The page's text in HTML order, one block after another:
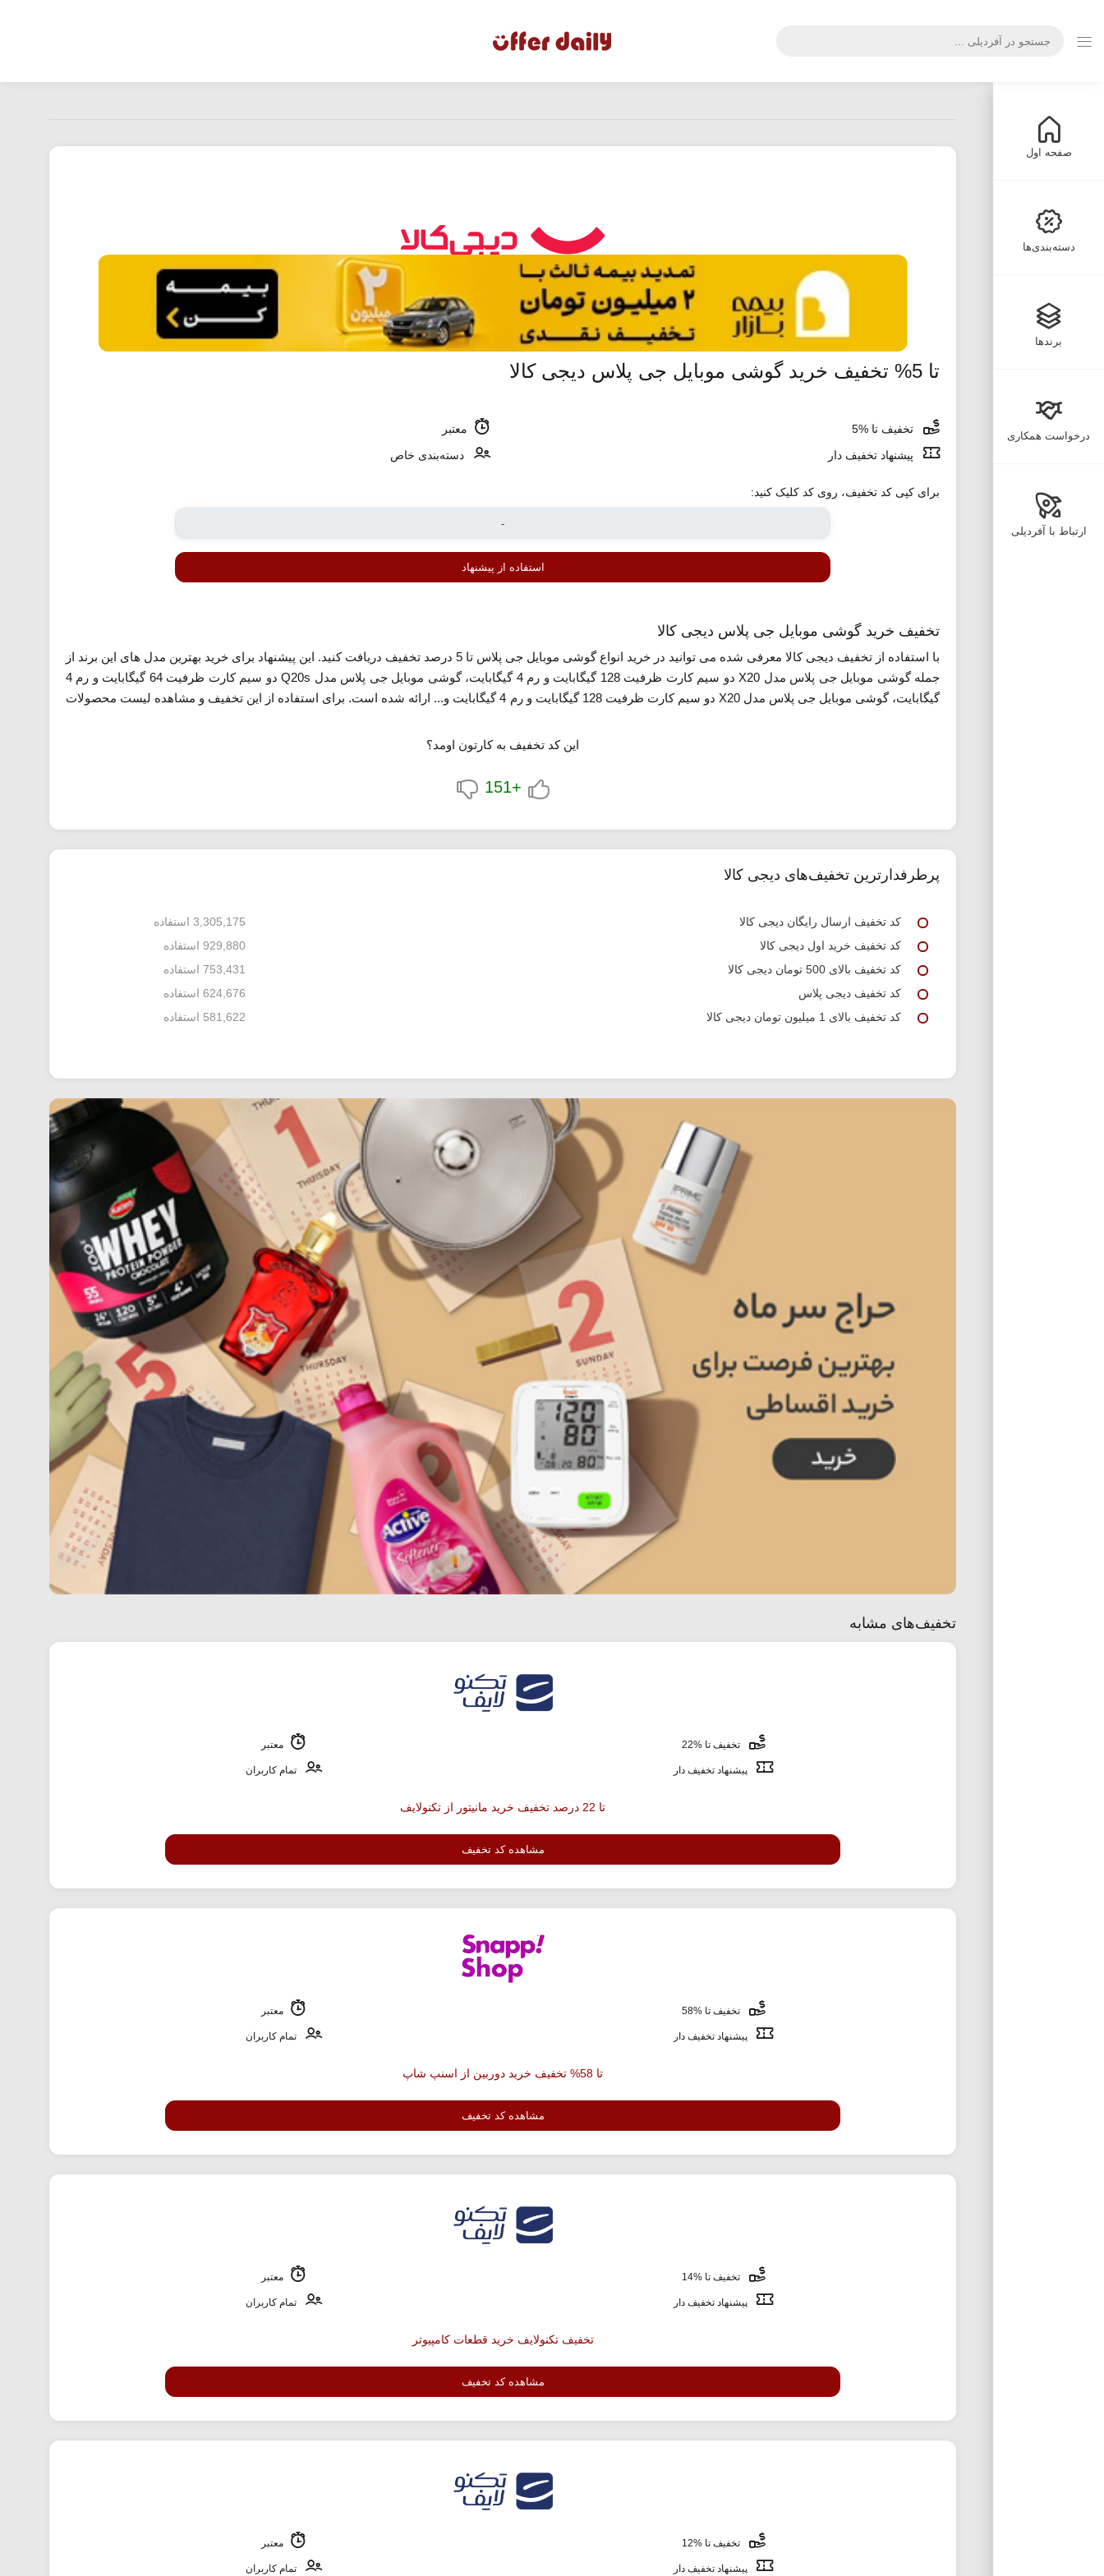
صفحه اول
دسته‌بندی‌ها
برندها
درخواست همکاری
ارتباط با آفردیلی
تا 5% تخفیف خرید گوشی موبایل جی پلاس دیجی کالا
تخفیف تا %5
معتبر
پیشنهاد تخفیف دار
دسته‌بندی خاص
برای کپی کد تخفیف، روی کد کلیک کنید:
استفاده از پیشنهاد
تخفیف خرید گوشی موبایل جی پلاس دیجی کالا
با استفاده از تخفیف دیجی کالا معرفی شده می توانید در خرید انواع گوشی موبایل جی پلاس تا 5 درصد تخفیف دریافت کنید. این پیشنهاد برای خرید بهترین مدل های این برند از
جمله گوشی موبایل جی پلاس مدل X20 دو سیم کارت ظرفیت 128 گیگابایت و رم 4 گیگابایت، گوشی موبایل جی پلاس مدل Q20s دو سیم کارت ظرفیت 64 گیگابایت و رم 4
گیگابایت، گوشی موبایل جی پلاس مدل X20 دو سیم کارت ظرفیت 128 گیگابایت و رم 4 گیگابایت و... ارائه شده است. برای استفاده از این تخفیف و مشاهده لیست محصولات
این کد تخفیف به کارتون اومد؟
+151
پرطرفدارترین تخفیف‌های دیجی کالا
کد تخفیف ارسال رایگان دیجی کالا
3,305,175 استفاده
کد تخفیف خرید اول دیجی کالا
929,880 استفاده
کد تخفیف بالای 500 تومان دیجی کالا
753,431 استفاده
کد تخفیف دیجی پلاس
624,676 استفاده
کد تخفیف بالای 1 میلیون تومان دیجی کالا
581,622 استفاده
تخفیف‌های مشابه
تخفیف تا %22 معتبر
پیشنهاد تخفیف دار تمام کاربران
تا 22 درصد تخفیف خرید مانیتور از تکنولایف
مشاهده کد تخفیف
تخفیف تا %58 معتبر
پیشنهاد تخفیف دار تمام کاربران
تا 58% تخفیف خرید دوربین از اسنپ شاپ
مشاهده کد تخفیف
تخفیف تا %14 معتبر
پیشنهاد تخفیف دار تمام کاربران
تخفیف تکنولایف خرید قطعات کامپیوتر
مشاهده کد تخفیف
تخفیف تا %12 معتبر
پیشنهاد تخفیف دار تمام کاربران